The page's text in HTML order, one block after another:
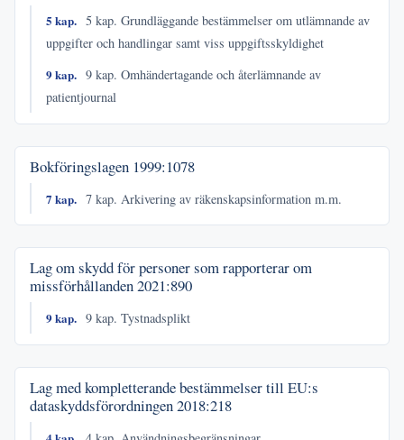
5 kap. 5 kap. Grundläggande bestämmelser om utlämnande av
uppgifter och handlingar samt viss uppgiftsskyldighet
9 kap. 9 kap. Omhändertagande och återlämnande av
patientjournal
Bokföringslagen 1999:1078
7 kap. 7 kap. Arkivering av räkenskapsinformation m.m.
Lag om skydd för personer som rapporterar om
missförhållanden2021:890
9 kap. 9 kap. Tystnadsplikt
Lag med kompletterande bestämmelser till EU:s
dataskyddsförordningen2018:218